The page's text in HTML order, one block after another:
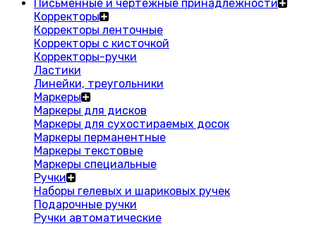
Письменные и чертёжные принадлежности
Корректоры
Корректоры ленточные
Корректоры с кисточкой
Корректоры-ручки
Ластики
Линейки, треугольники
Маркеры
Маркеры для дисков
Маркеры для сухостираемых досок
Маркеры перманентные
Маркеры текстовые
Маркеры специальные
Ручки
Наборы гелевых и шариковых ручек
Подарочные ручки
Ручки автоматические